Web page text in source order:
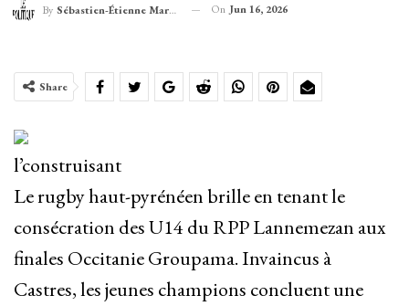
By Sébastien-Étienne Marechal On Jun 16, 2026
Share
l’construisant
Le rugby haut-pyrénéen brille en tenant le
consécration des U14 du RPP Lannemezan aux
finales Occitanie Groupama. Invaincus à
Castres, les jeunes champions concluent une